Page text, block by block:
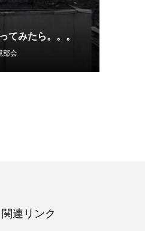
てみたら。。。
部会
関連リンク